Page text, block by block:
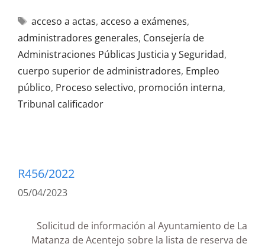
acceso a actas, acceso a exámenes,
administradores generales, Consejería de
Administraciones Públicas Justicia y Seguridad,
cuerpo superior de administradores, Empleo
público, Proceso selectivo, promoción interna,
Tribunal calificador
R456/2022
05/04/2023
Solicitud de información al Ayuntamiento de La
Matanza de Acentejo sobre la lista de reserva de